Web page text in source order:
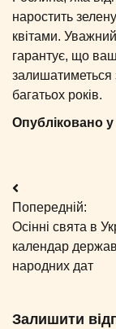
наростить
квітами.
гарантує, що
багатьох років.
Опубліковано у
Навігація
записів
Попередній:
Осінні свята в
календар
народних дат
Залишити